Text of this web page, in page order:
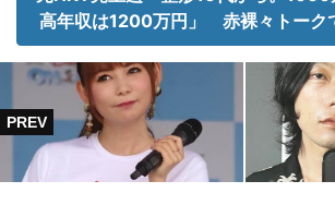
高年収は1200万円」 赤裸々トーク